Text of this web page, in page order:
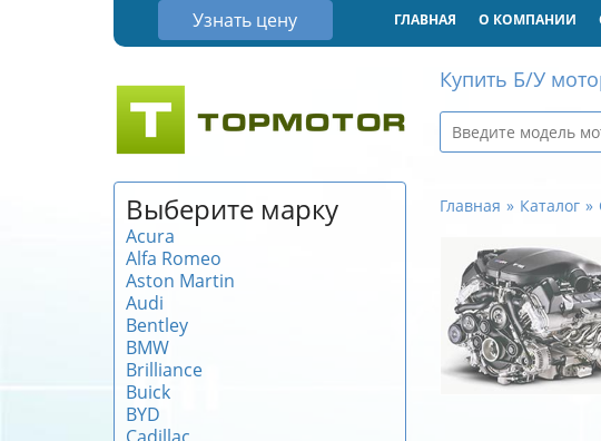
Узнать цену ГЛАВНАЯ О КОМПАНИИ
Купить Б/У
Выберите марку
Acura
Alfa Romeo
Aston Martin
Audi
Bentley
BMW
Brilliance
Buick
BYD
Главная Каталог